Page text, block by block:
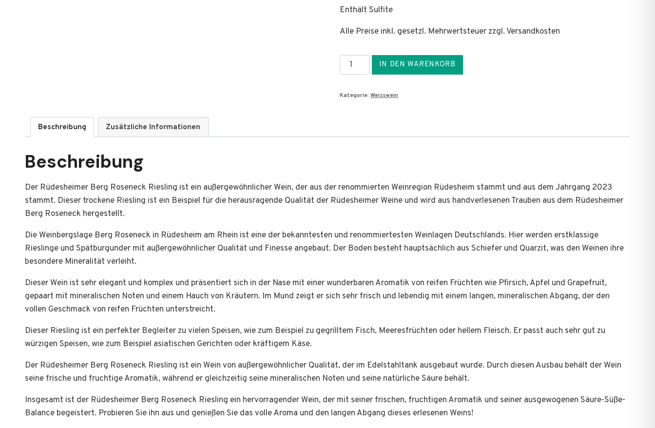
Enthält Sulfite
Alle Preise inkl. gesetzl. Mehrwertsteuer zzgl. Versandkosten
2023er
Rüdesheimer
Roseneck
trocken
IN DEN WARENKORB
Kategorie: Weisswein
Beschreibung Zusätzliche Informationen
Beschreibung
Der Rüdesheimer Berg Roseneck Riesling ist ein außergewöhnlicher Wein, der aus der renommierten Weinregion Rüdesheim stammt und aus dem Jahrgang 2023
stammt. Dieser trockene Riesling ist ein Beispiel für die herausragende Qualität der Rüdesheimer Weine und wird aus handverlesenen Trauben aus dem Rüdesheimer
Berg Roseneck hergestellt.
Die Weinbergslage Berg Roseneck in Rüdesheim am Rhein ist eine der bekanntesten und renommiertesten Weinlagen Deutschlands. Hier werden erstklassige
Rieslinge und Spätburgunder mit außergewöhnlicher Qualität und Finesse angebaut. Der Boden besteht hauptsächlich aus Schiefer und Quarzit, was den Weinen ihre
besondere Mineralität verleiht.
Dieser Wein ist sehr elegant und komplex und präsentiert sich in der Nase mit einer wunderbaren Aromatik von reifen Früchten wie Pfirsich, Apfel und Grapefruit,
gepaart mit mineralischen Noten und einem Hauch von Kräutern. Im Mund zeigt er sich sehr frisch und lebendig mit einem langen, mineralischen Abgang, der den
vollen Geschmack von reifen Früchten unterstreicht.
Dieser Riesling ist ein perfekter Begleiter zu vielen Speisen, wie zum Beispiel zu gegrilltem Fisch, Meeresfrüchten oder hellem Fleisch. Er passt auch sehr gut zu
würzigen Speisen, wie zum Beispiel asiatischen Gerichten oder kräftigem Käse.
Der Rüdesheimer Berg Roseneck Riesling ist ein Wein von außergewöhnlicher Qualität, der im Edelstahltank ausgebaut wurde. Durch diesen Ausbau behält der Wein
seine frische und fruchtige Aromatik, während er gleichzeitig seine mineralischen Noten und seine natürliche Säure behält.
Insgesamt ist der Rüdesheimer Berg Roseneck Riesling ein hervorragender Wein, der mit seiner frischen, fruchtigen Aromatik und seiner ausgewogenen Säure-Süße-
Balance begeistert. Probieren Sie ihn aus und genießen Sie das volle Aroma und den langen Abgang dieses erlesenen Weins!